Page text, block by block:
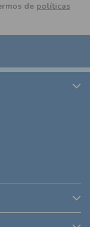
de políticas